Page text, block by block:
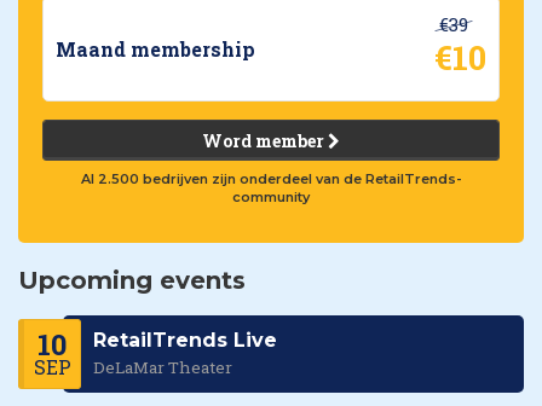
Maand membership
€39
€10
Word member
Al 2.500 bedrijven zijn onderdeel van de RetailTrends-
community
Upcoming events
10
SEP
RetailTrends Live
DeLaMar Theater